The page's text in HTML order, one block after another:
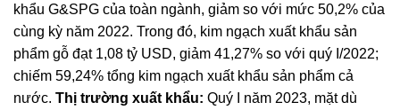
khẩu G&SPG của toàn ngành, giảm so với mức 50,2% của
cùng kỳ năm 2022. Trong đó, kim ngạch xuất khẩu sản
phẩm gỗ đạt 1,08 tỷ USD, giảm 41,27% so với quý I/2022;
chiếm 59,24% tổng kim ngạch xuất khẩu sản phẩm cả
nước. Thị trường xuất khẩu: Quý I năm 2023, mặt dù